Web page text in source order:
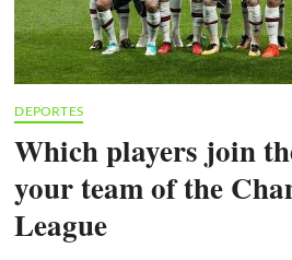
DEPORTES
Which players join
your team of the
League